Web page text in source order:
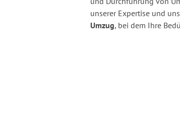
unserer Expertise und
Umzug, bei dem Ihre